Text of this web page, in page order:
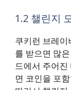
1.2 챌린지
쿠키런 브레
를 받으면 많
드에서 주어
면 코인을 포